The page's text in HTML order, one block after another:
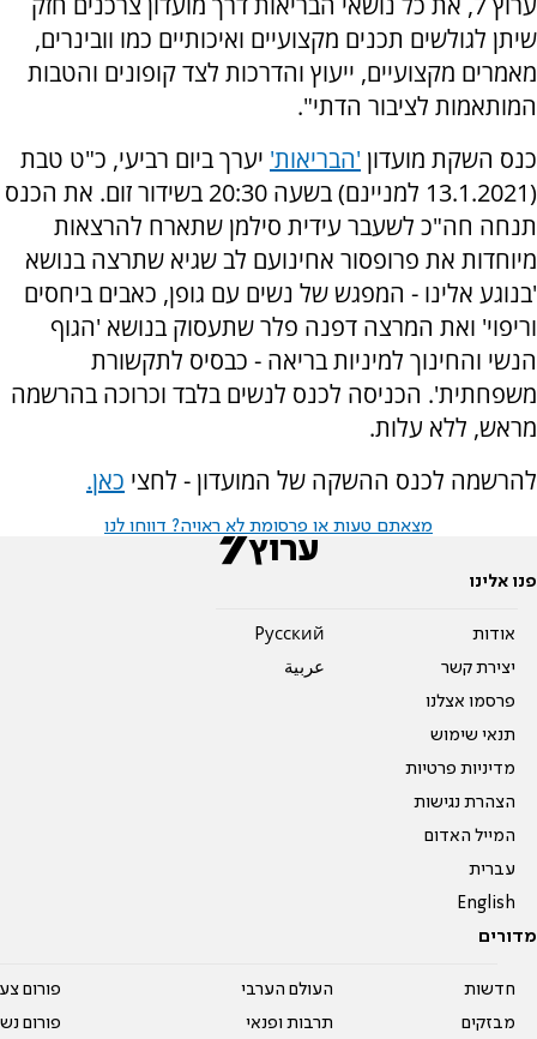
שיתן לגולשים תכנים מקצועיים ואיכותיים כמו וובינרים,
מאמרים מקצועיים, ייעוץ והדרכות לצד קופונים והטבות
המותאמות לציבור הדתי".
כנס השקת מועדון 'הבריאות' יערך ביום רביעי, כ"ט טבת
(13.1.2021 למניינם) בשעה 20:30 בשידור זום. את הכנס
תנחה חה"כ לשעבר עידית סילמן שתארח להרצאות
מיוחדות את פרופסור אחינועם לב שגיא שתרצה בנושא
'בנוגע אלינו - המפגש של נשים עם גופן, כאבים ביחסים
וריפוי' ואת המרצה דפנה פלר שתעסוק בנושא 'הגוף
הנשי והחינוך למיניות בריאה - כבסיס לתקשורת
משפחתית'. הכניסה לכנס לנשים בלבד וכרוכה בהרשמה
מראש, ללא עלות.
להרשמה לכנס ההשקה של המועדון - לחצי כאן.
מצאתם טעות או פרסומת לא ראויה? דווחו לנו
פנו אלינו
אודות
יצירת קשר
פרסמו אצלנו
תנאי שימוש
מדיניות פרטיות
הצהרת נגישות
המייל האדום
עברית
English
Pусский
عربية
מדורים
חדשות
מבזקים
העולם הערבי
תרבות ופנאי
פורום
פורום